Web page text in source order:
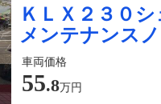
ＫＬＸ２３０
メンテナンス
車両価格
55.8万円